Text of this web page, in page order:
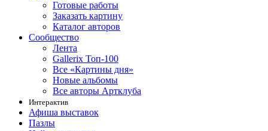
Готовые работы
Заказать картину
Каталог авторов
Сообщество
Лента
Gallerix Топ-100
Все «Картины дня»
Новые альбомы
Все авторы Артклуба
Интерактив
Афиша выставок
Пазлы